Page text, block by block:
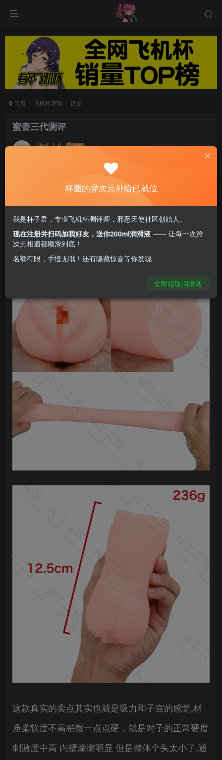
首页 飞机杯评测 正文
蜜壶三代测评
游戏人生
我一般选择这款的绅士大部分是被描述和通道吸引
的,所以店主得评测一下了 这款主打是处无限次使
用贞操膜，但是这个并没什么卵用不如说你完全感
觉不到。
这款真实的卖点其实也就是吸力和子宫的感觉,材
质柔软度不高稍微一点点硬，就是对子的正常硬度
刺激度中高 内壁摩擦明显 但是整体个头太小了,通
杯圈的异次元补给已就位
我是杯子君，专业飞机杯测评师，邪恶天使社区创始人。
现在注册并扫码加我好友，送你200ml润滑液 —— 让每一次跨
次元相遇都顺滑到底！
名额有限，手慢无哦！还有隐藏惊喜等你发现
立即领取润滑液